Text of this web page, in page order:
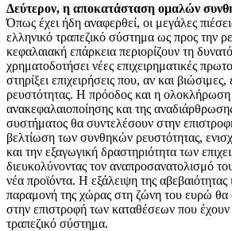
Δεύτερον, η αποκατάσταση ομαλών
Όπως έχει ήδη αναφερθεί, οι μεγάλες
ελληνικό τραπεζικό σύστημα ως προς την
κεφαλαιακή επάρκεια περιορίζουν τη
χρηματοδοτήσει νέες επιχειρηματικές
στηρίξει επιχειρήσεις που, αν και
ρευστότητας. Η πρόοδος και η ολοκλήρωση
ανακεφαλαιοποίησης και της
συστήματος θα συντελέσουν στην
βελτίωση των συνθηκών ρευστότητας,
και την εξαγωγική δραστηριότητα των
διευκολύνοντας τον αναπροσανατολισμό
νέα προϊόντα. Η εξάλειψη της
παραμονή της χώρας στη ζώνη του ευρώ θα
στην επιστροφή των καταθέσεων που έχουν
τραπεζικό σύστημα.